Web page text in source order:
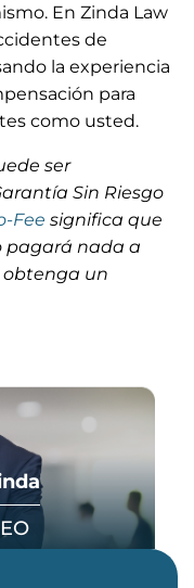
En Zinda Law
de
la experiencia
para
como usted.
ser
Sin Riesgo
Fee significa que
pagará nada a
obtenga un